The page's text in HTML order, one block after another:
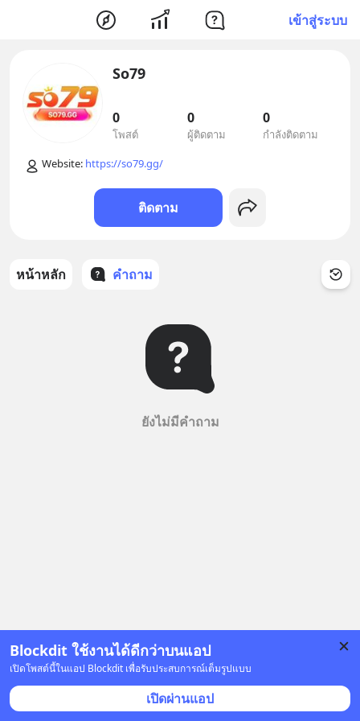
เข้าสู่ระบบ
Blockdit ใช้งานได้ดีกว่าบนแอป
เปิดโพสต์นี้ในแอป Blockdit เพื่อรับประสบการณ์เต็มรูปแบบ
เปิดผ่านแอป
So79
0
โพสต์
0
ผู้ติดตาม
0
กำลังติดตาม
Website: https://so79.gg/
ติดตาม
หน้าหลัก คำถาม
ยังไม่มีคำถาม